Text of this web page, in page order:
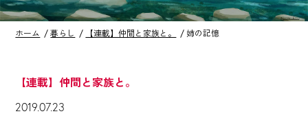
ホーム 暮らし 【連載】仲間と家族と。 姉の記憶
【連載】仲間と家族と。
2019.07.23